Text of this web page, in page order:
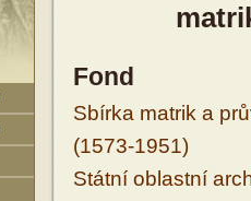
Fond
Sbírka matrik a
(1573-1951)
Státní oblastní